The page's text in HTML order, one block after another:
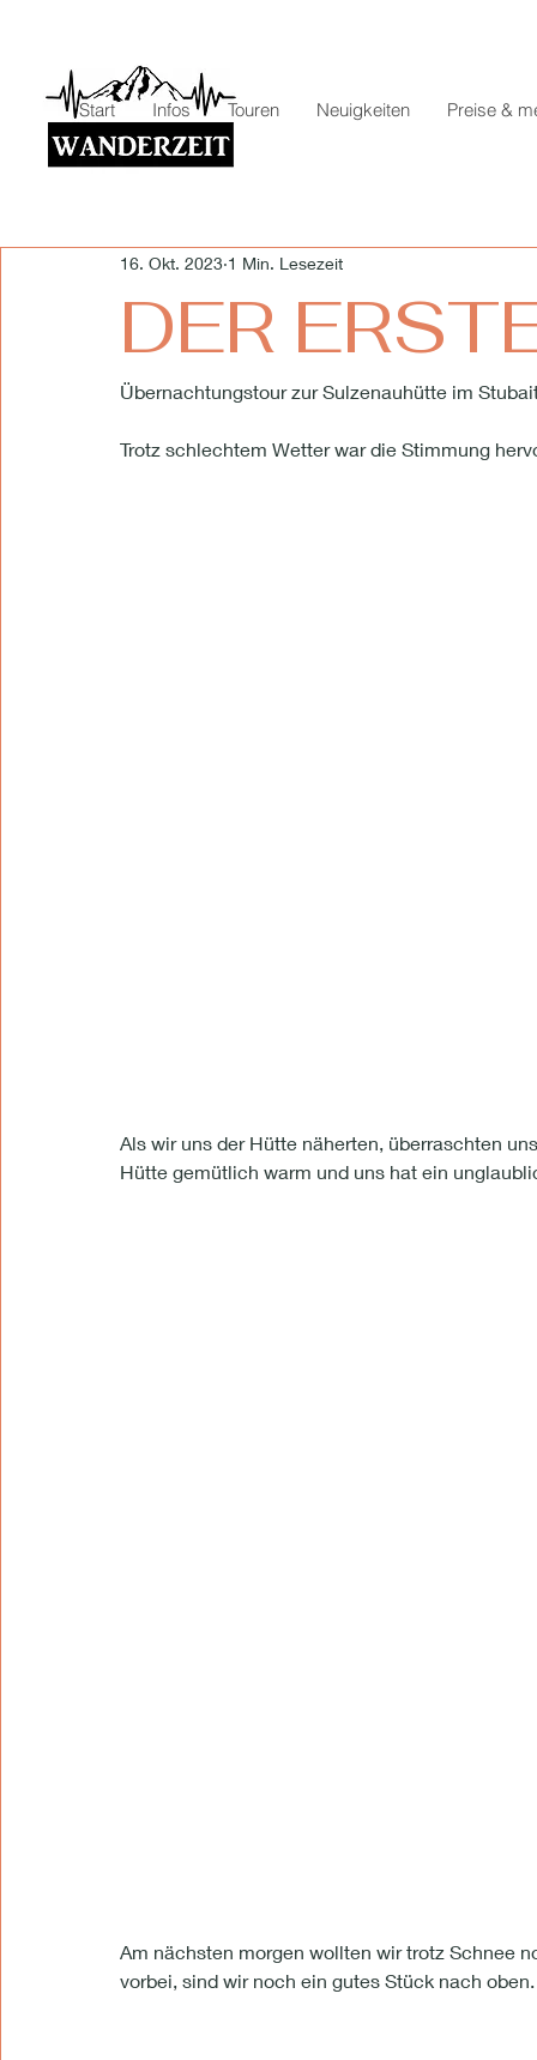
Start Infos Touren Neuigkeiten Preise &
DER
16. Okt. 2023 1 Min. Lesezeit
Übernachtungstour zur Sulzenauhütte im
Trotz schlechtem Wetter war die Stimmung
Als wir uns der Hütte näherten, überraschten
Hütte gemütlich warm und uns hat ein
Am nächsten morgen wollten wir trotz Schnee
vorbei, sind wir noch ein gutes Stück nach oben.